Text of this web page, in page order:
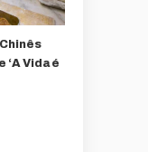
‘A Vida é